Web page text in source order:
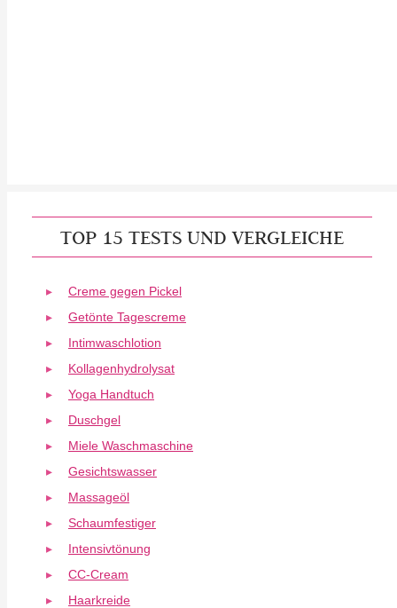
TOP 15 TESTS UND VERGLEICHE
Creme gegen Pickel
Getönte Tagescreme
Intimwaschlotion
Kollagenhydrolysat
Yoga Handtuch
Duschgel
Miele Waschmaschine
Gesichtswasser
Massageöl
Schaumfestiger
Intensivtönung
CC-Cream
Haarkreide